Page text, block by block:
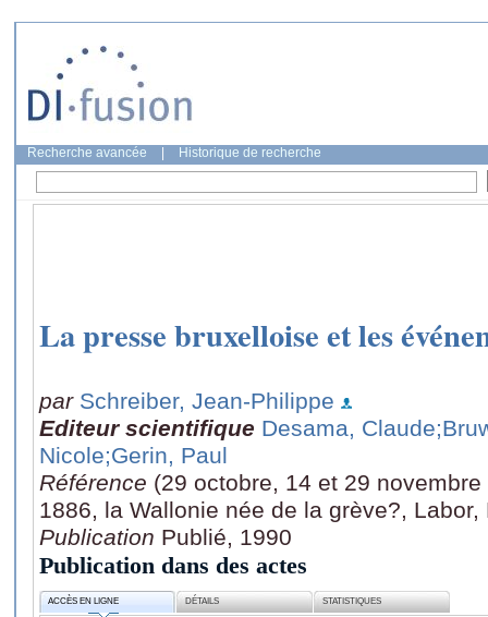
Recherche avancée Historique de recherche
La presse bruxelloise et les
par Schreiber, Jean-Philippe
Editeur scientifique Desama, Claude
Nicole;Gerin, Paul
Référence (29 octobre, 14 et 29
1886, la Wallonie née de la grève?,
Publication Publié, 1990
Publication dans des actes
ACCÈS EN LIGNE DÉTAILS STATISTIQUES